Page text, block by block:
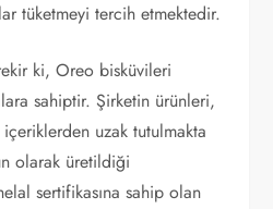
tüketmeyi tercih etmektedir.
ki, Oreo bisküvileri
sahiptir. Şirketin ürünleri,
uzak tutulmakta
olarak üretildiği
sertifikasına sahip olan